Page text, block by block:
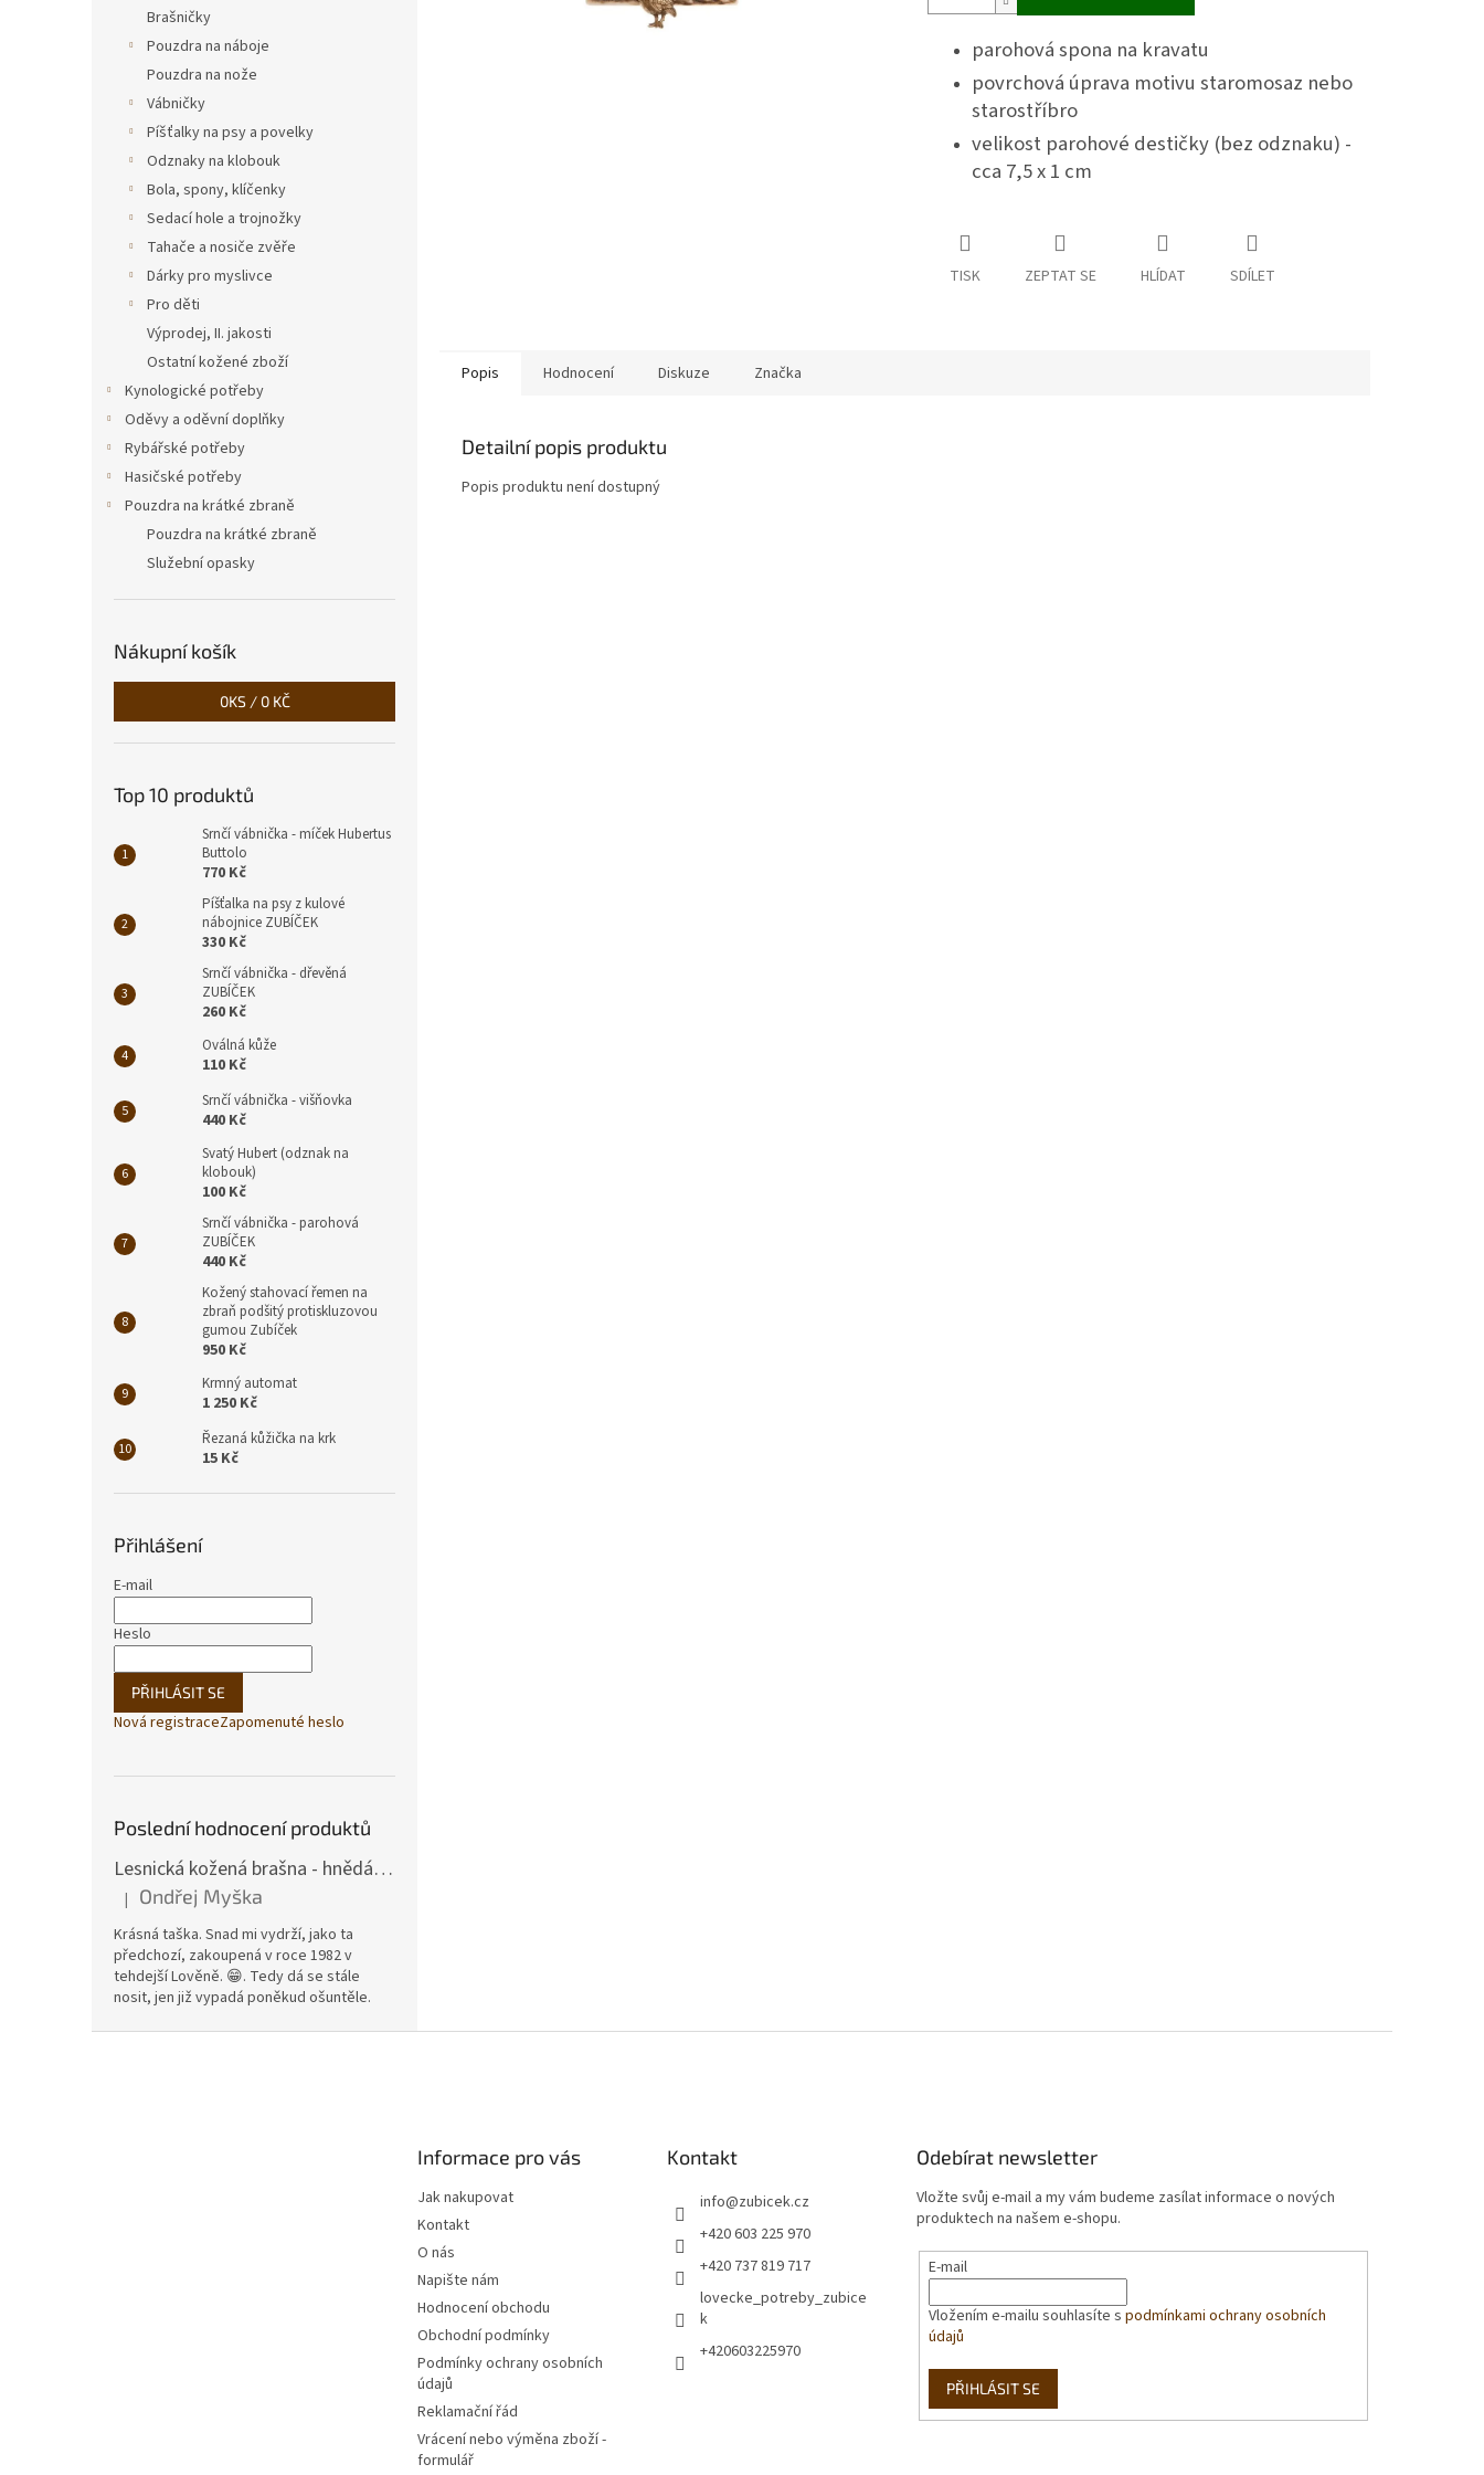
Brašničky
Pouzdra na náboje
Pouzdra na nože
Vábničky
Píšťalky na psy a povelky
Odznaky na klobouk
Bola, spony, klíčenky
Sedací hole a trojnožky
Tahače a nosiče zvěře
Dárky pro myslivce
Pro děti
Výprodej, II. jakosti
Ostatní kožené zboží
Kynologické potřeby
Oděvy a oděvní doplňky
Rybářské potřeby
Hasičské potřeby
Pouzdra na krátké zbraně
Pouzdra na krátké zbraně
Služební opasky
Nákupní košík
0KS / 0 KČ
Top 10 produktů
Srnčí vábnička - míček Hubertus
Buttolo
770 Kč
Píšťalka na psy z kulové
nábojnice ZUBÍČEK
330 Kč
Srnčí vábnička - dřevěná
ZUBÍČEK
260 Kč
Oválná kůže
110 Kč
Srnčí vábnička - višňovka
440 Kč
Svatý Hubert (odznak na
klobouk)
100 Kč
Srnčí vábnička - parohová
ZUBÍČEK
440 Kč
Kožený stahovací řemen na
zbraň podšitý protiskluzovou
gumou Zubíček
950 Kč
Krmný automat
1 250 Kč
Řezaná kůžička na krk
15 Kč
Přihlášení
E-mail
Heslo
PŘIHLÁSIT SE
Nová registraceZapomenuté heslo
Poslední hodnocení produktů
Lesnická kožená brašna - hnědá hovězina
Hodnocení produktu je 5 z 5 hvězdiček.
| Ondřej Myška
Krásná taška. Snad mi vydrží, jako ta
předchozí, zakoupená v roce 1982 v
tehdejší Lověně. 😁. Tedy dá se stále
nosit, jen již vypadá poněkud ošuntěle.
parohová spona na kravatu
povrchová úprava motivu staromosaz nebo
starostříbro
velikost parohové destičky (bez odznaku) -
cca 7,5 x 1 cm
TISK ZEPTAT SE HLÍDAT SDÍLET
Popis Hodnocení Diskuze Značka
Detailní popis produktu
Popis produktu není dostupný
Informace pro vás
Jak nakupovat
Kontakt
O nás
Napište nám
Hodnocení obchodu
Obchodní podmínky
Podmínky ochrany osobních
údajů
Reklamační řád
Vrácení nebo výměna zboží -
formulář
Kontakt
info@zubicek.cz
+420 603 225 970
+420 737 819 717
lovecke_potreby_zubice
k
+420603225970
Odebírat newsletter
Vložte svůj e-mail a my vám budeme zasílat informace o nových
produktech na našem e-shopu.
E-mail
Vložením e-mailu souhlasíte spodmínkami ochrany osobních
údajů
PŘIHLÁSIT SE